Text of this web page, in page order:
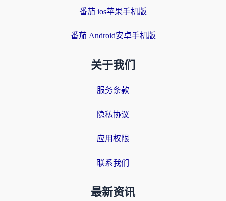
番茄 ios苹果手机版
番茄 Android安卓手机版
关于我们
服务条款
隐私协议
应用权限
联系我们
最新资讯